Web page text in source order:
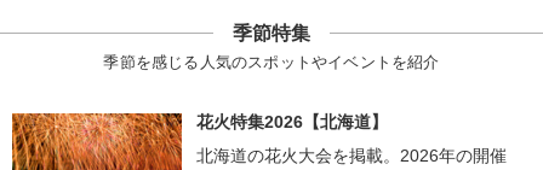
季節特集
季節を感じる人気のスポットやイベントを紹介
花火特集2026【北海道】
北海道の花火大会を掲載。2026年の開催